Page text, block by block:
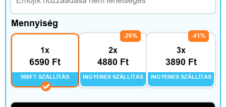
b
a
d
i
d
Mennyiség
1x
6590 Ft
990FT SZÁLLÍTÁS
2x
4880 Ft
-26%
INGYENES SZÁLLÍTÁS
3x
3890 Ft
-41%
INGYENES SZÁLLÍTÁS